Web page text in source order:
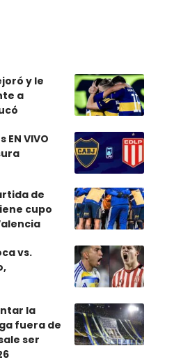
y le
a
EN VIVO
de
cupo
vs.
la
fuera de
ser